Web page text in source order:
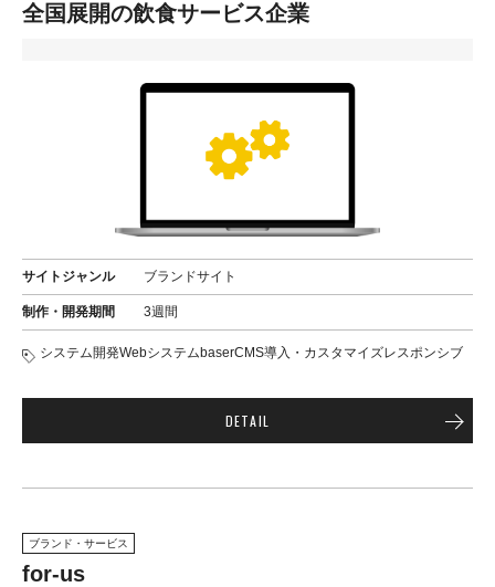
全国展開の飲食サービス企業
サイトジャンル ブランドサイト
制作・開発期間 3週間
システム開発WebシステムbaserCMS導入・カスタマイズレスポンシブ
DETAIL
ブランド・サービス
for-us